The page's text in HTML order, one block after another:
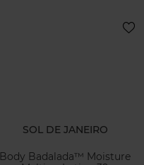
SOL DE JANEIRO
Body Badalada™ Moisture